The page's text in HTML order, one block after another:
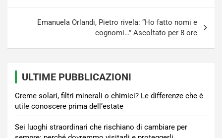
Emanuela Orlandi, Pietro rivela: “Ho fatto nomi e
cognomi…” Ascoltato per 8 ore
ULTIME PUBBLICAZIONI
Creme solari, filtri minerali o chimici? Le differenze che è
utile conoscere prima dell’estate
Sei luoghi straordinari che rischiano di cambiare per